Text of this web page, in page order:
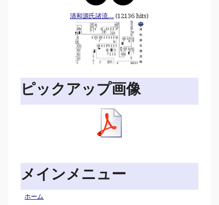
清和源氏諸流... (12136 hits)
ピックアップ画像
メインメニュー
ホーム